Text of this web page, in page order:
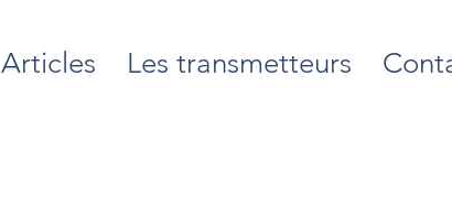
Articles Les transmetteurs